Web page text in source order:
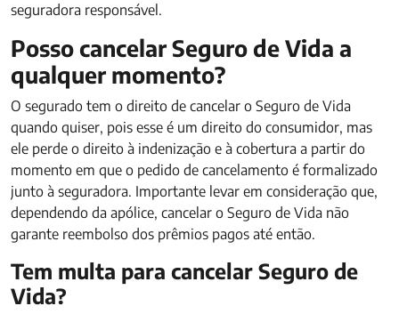
seguradora responsável.
Posso cancelar Seguro de Vida a
qualquer momento?
O segurado tem o direito de cancelar o Seguro de Vida
quando quiser, pois esse é um direito do consumidor, mas
ele perde o direito à indenização e à cobertura a partir do
momento em que o pedido de cancelamento é formalizado
junto à seguradora. Importante levar em consideração que,
dependendo da apólice, cancelar o Seguro de Vida não
garante reembolso dos prêmios pagos até então.
Tem multa para cancelar Seguro de
Vida?